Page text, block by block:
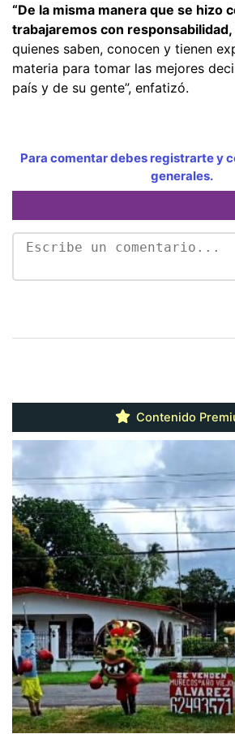
“De la misma manera que se hizo
trabajaremos con responsabilidad,
quienes saben, conocen y tienen
materia para tomar las mejores
país y de su gente”, enfatizó.
Para comentar debes registrarte y
generales.
Contenido